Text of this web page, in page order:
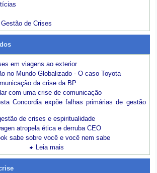
de Crises
em viagens ao exterior
no Mundo Globalizado - O caso Toyota
da crise da BP
com uma crise de comunicação
Concordia expõe falhas primárias de gestão
de crises e espiritualidade
atropela ética e derruba CEO
sabe sobre você e você nem sabe
Leia mais